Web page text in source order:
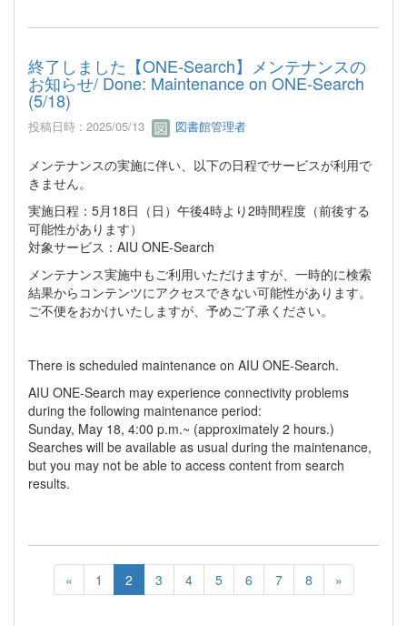
終了しました【ONE-Search】メンテナンスの
お知らせ/ Done: Maintenance on ONE-Search
(5/18)
投稿日時 : 2025/05/13 図書館管理者
メンテナンスの実施に伴い、以下の日程でサービスが利用で
きません。
実施日程：5月18日（日）午後4時より2時間程度（前後する
可能性があります）
対象サービス：AIU ONE-Search
メンテナンス実施中もご利用いただけますが、一時的に検索
結果からコンテンツにアクセスできない可能性があります。
ご不便をおかけいたしますが、予めご了承ください。
There is scheduled maintenance on AIU ONE-Search.
AIU ONE-Search may experience connectivity problems
during the following maintenance period:
Sunday, May 18, 4:00 p.m.~ (approximately 2 hours.)
Searches will be available as usual during the maintenance,
but you may not be able to access content from search
results.
« 1 2 3 4 5 6 7 8 »